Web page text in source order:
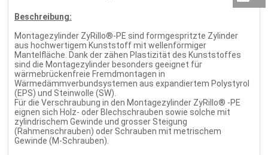
Beschreibung:
Montagezylinder ZyRillo®-PE sind formgespritzte Zylinder
aus hochwertigem Kunststoff mit wellenförmiger
Mantelfläche. Dank der zähen Plastizität des Kunststoffes
sind die Montagezylinder besonders geeignet für
wärmebrückenfreie Fremdmontagen in
Wärmedämmverbundsystemen aus expandiertem Polystyrol
(EPS) und Steinwolle (SW).
Für die Verschraubung in den Montagezylinder ZyRillo® -PE
eignen sich Holz- oder Blechschrauben sowie solche mit
zylindrischem Gewinde und grosser Steigung
(Rahmenschrauben) oder Schrauben mit metrischem
Gewinde (M-Schrauben).